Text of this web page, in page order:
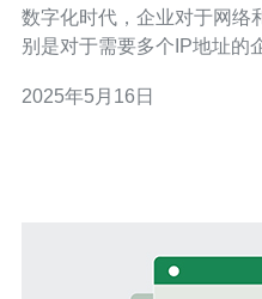
数字化时代，企业对于网络
别是对于需要多个IP地址的
是一个极佳的选择。 日本作为亚洲最具发展潜力的国家之
2025年5月16日